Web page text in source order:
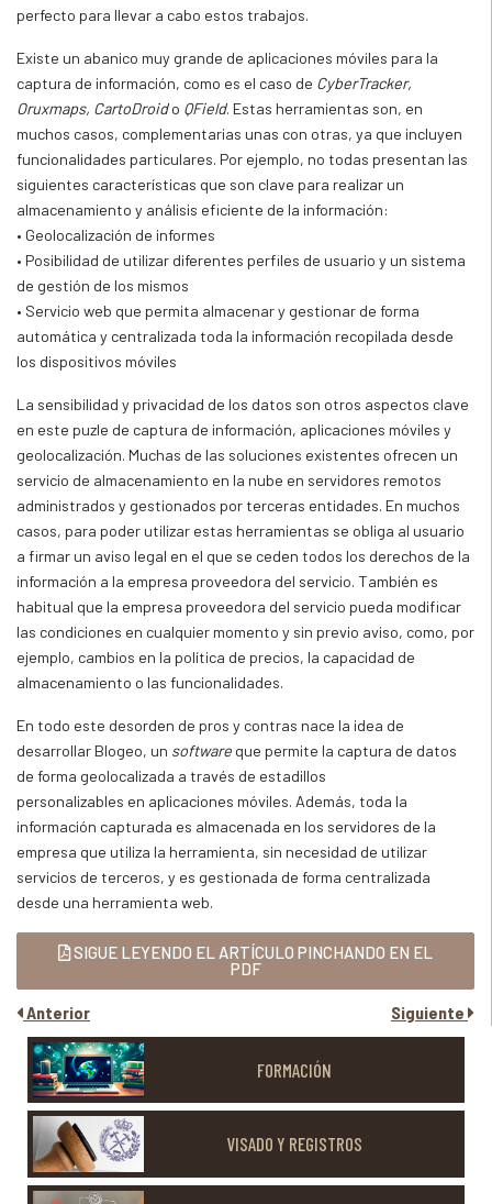
perfecto para llevar a cabo estos trabajos.
Existe un abanico muy grande de aplicaciones móviles para la
captura de información, como es el caso de CyberTracker,
Oruxmaps, CartoDroido QField. Estas herramientas son, en
muchos casos, complementarias unas con otras, ya que incluyen
funcionalidades particulares. Por ejemplo, no todas presentan las
siguientes características que son clave para realizar un
almacenamiento y análisis eficiente de la información:
• Geolocalización de informes
• Posibilidad de utilizar diferentes perfiles de usuario y un sistema
de gestión de los mismos
• Servicio web que permita almacenar y gestionar de forma
automática y centralizada toda la información recopilada desde
los dispositivos móviles
La sensibilidad y privacidad de los datos son otros aspectos clave
en este puzle de captura de información, aplicaciones móviles y
geolocalización. Muchas de las soluciones existentes ofrecen un
servicio de almacenamiento en la nube en servidores remotos
administrados y gestionados por terceras entidades. En muchos
casos, para poder utilizar estas herramientas se obliga al usuario
a firmar un aviso legal en el que se ceden todos los derechos de la
información a la empresa proveedora del servicio. También es
habitual que la empresa proveedora del servicio pueda modificar
las condiciones en cualquier momento y sin previo aviso, como, por
ejemplo, cambios en la política de precios, la capacidad de
almacenamiento o las funcionalidades.
En todo este desorden de pros y contras nace la idea de
desarrollar Blogeo, un software que permite la captura de datos
de forma geolocalizada a través de estadillos
personalizables en aplicaciones móviles. Además, toda la
información capturada es almacenada en los servidores de la
empresa que utiliza la herramienta, sin necesidad de utilizar
servicios de terceros, y es gestionada de forma centralizada
desde una herramienta web.
SIGUE LEYENDO EL ARTÍCULO PINCHANDO EN EL
PDF
Anterior Siguiente
FORMACIÓN
VISADO Y REGISTROS